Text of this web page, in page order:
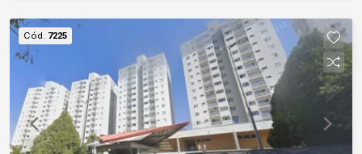
largas e arborizadas - Ambiente tranquilo e
familiar - Fácil acesso à Rodovia Castelo Branco
e ao centro de Araçoiaba da Serra Este terreno é
ideal para quem busca espaço, qualidade de vida
e contato com a natureza, sem renunciar à
praticidade de estar próximo a Sorocaba e
principais vias da região. Village Ipanema 2 ? o
Cód. 7225